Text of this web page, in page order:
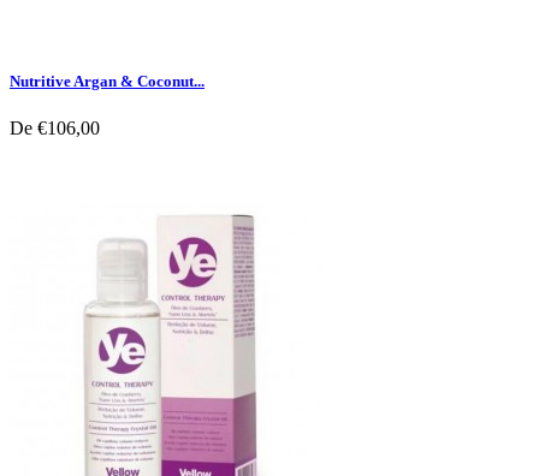
Nutritive Argan & Coconut...
De €106,00